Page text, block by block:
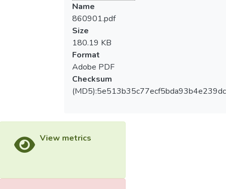
Name
860901.pdf
Size
180.19 KB
Format
Adobe PDF
Checksum
View metrics